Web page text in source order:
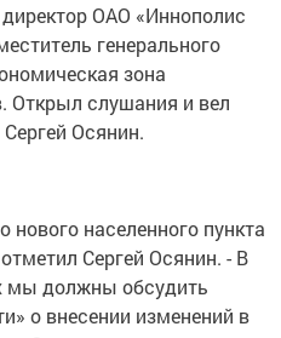
ОАО «Иннополис
генерального
зона
Открыл слушания и вел
Осянин.
нового населенного пункта
Сергей Осянин. - В
мы должны обсудить
о внесении изменений в